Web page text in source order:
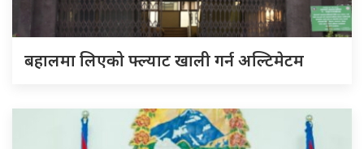
बहालमा लिएको फ्ल्याट खाली गर्न अल्टिमेटम